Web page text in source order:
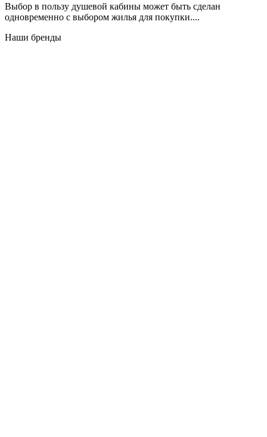
Выбор в пользу душевой кабины может быть сделан
одновременно с выбором жилья для покупки....
Наши бренды